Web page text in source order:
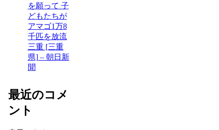
を願って 子
どもたちが
アマゴ1万8
千匹を放流
三重 [三重
県] – 朝日新
聞
最近のコメ
ント